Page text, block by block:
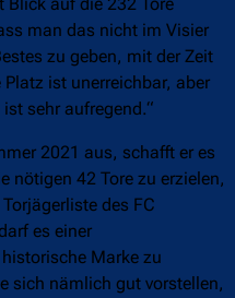
Blick auf die 232 Tore
man das nicht im Visier
zu geben, mit der Zeit
ist unerreichbar, aber
sehr aufregend.“
2021 aus, schafft er es
nötigen 42 Tore zu erzielen,
des FC
es einer
Marke zu
sich nämlich gut vorstellen,